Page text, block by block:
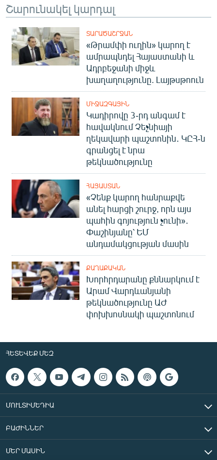
Շարունակել կարդալ
ՏԱՐԱԾԱՇՐՋԱՆ
«Թրամփի ուղին» կարող է
ամրապնդել Հայաստանի և
Ադրբեջանի միջև
խաղաղությունը. Լայթսթոուն
ՄԻՋԱԶԳԱՅԻՆ
Կադիրովը 3-րդ անգամ է
հավակնում Չեչնիայի
ղեկավարի պաշտոնին․ ԿԸՀ-ն
գրանցել է նրա
թեկնածությունը
ՀԱՅԱՍՏԱՆ
«Չենք կարող հանրաքվե
անել հարցի շուրջ, որն այս
պահին գոյություն չունի»․
Փաշինյանը՝ ԵՄ
անդամակցության մասին
ՔԱՂԱՔԱԿԱՆ
Խորհրդարանը քննարկում է
Արամ Վարդևանյանի
թեկնածությունը ԱԺ
փոխխոսնակի պաշտոնում
ՀԵՏԵՎԵՔ ՄԵԶ
ՄՈՒԼՏԻՄԵԴԻԱ
ԲԱԺԻՆՆԵՐ
ՄԵՐ ՄԱՍԻՆ